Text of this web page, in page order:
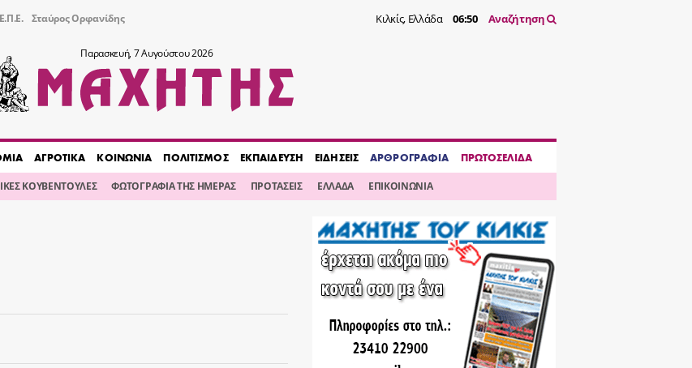
Σταύρος Ορφανίδης Κιλκίς, Ελλάδα 06:50 Αναζήτηση
Παρασκευή, 7 Αυγούστου 2026
ΑΓΡΟΤΙΚΑ ΚΟΙΝΩΝΙΑ ΠΟΛΙΤΙΣΜΟΣ ΕΚΠΑΙΔΕΥΣΗ ΕΙΔΗΣΕΙΣ ΑΡΘΡΟΓΡΑΦΙΑ ΠΡΩΤΟΣΕΛΙΔΑ
ΚΟΥΒΕΝΤΟΥΛΕΣ ΦΩΤΟΓΡΑΦΙΑ ΤΗΣ ΗΜΕΡΑΣ ΠΡΟΤΑΣΕΙΣ ΕΛΛΑΔΑ ΕΠΙΚΟΙΝΩΝΙΑ